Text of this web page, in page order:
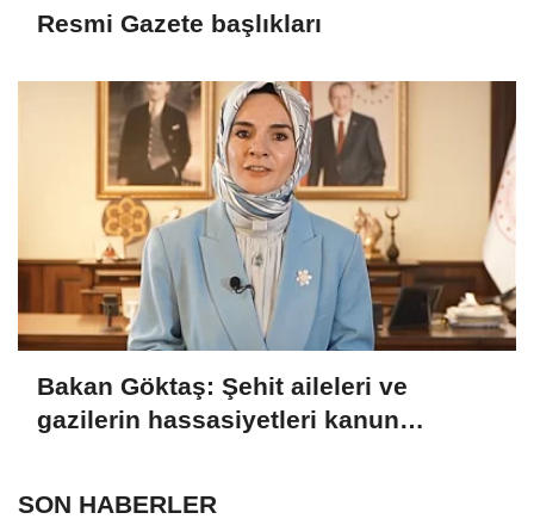
Resmi Gazete başlıkları
Bakan Göktaş: Şehit aileleri ve
gazilerin hassasiyetleri kanun
SON HABERLER